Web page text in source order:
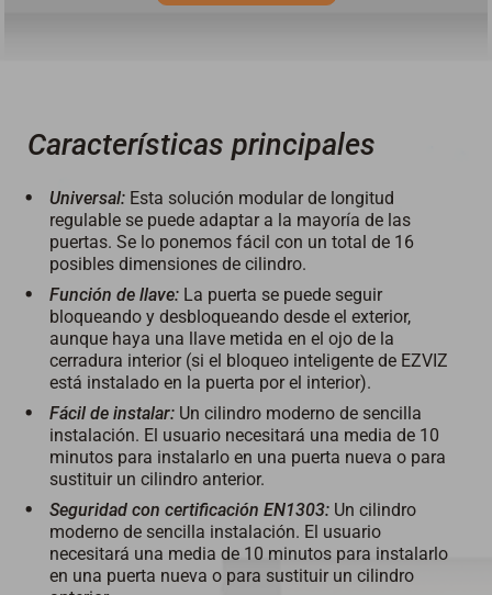
Características principales
Universal: Esta solución modular de longitud
regulable se puede adaptar a la mayoría de las
puertas. Se lo ponemos fácil con un total de 16
posibles dimensiones de cilindro.
Función de llave: La puerta se puede seguir
bloqueando y desbloqueando desde el exterior,
aunque haya una llave metida en el ojo de la
cerradura interior (si el bloqueo inteligente de EZVIZ
está instalado en la puerta por el interior).
Fácil de instalar: Un cilindro moderno de sencilla
instalación. El usuario necesitará una media de 10
minutos para instalarlo en una puerta nueva o para
sustituir un cilindro anterior.
Seguridad con certificación EN1303: Un cilindro
moderno de sencilla instalación. El usuario
necesitará una media de 10 minutos para instalarlo
en una puerta nueva o para sustituir un cilindro